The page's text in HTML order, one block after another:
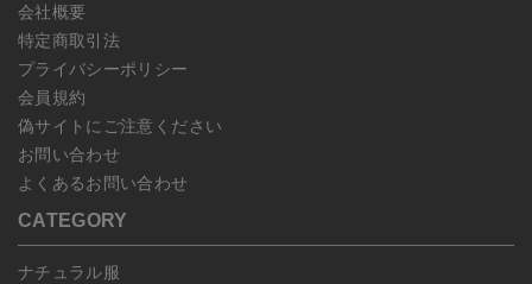
会社概要
特定商取引法
プライバシーポリシー
会員規約
偽サイトにご注意ください
お問い合わせ
よくあるお問い合わせ
CATEGORY
ナチュラル服